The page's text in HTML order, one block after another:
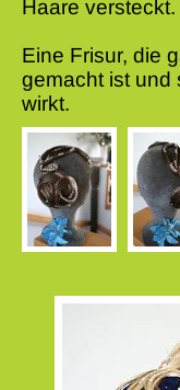
Haare versteckt.
Eine Frisur, die
gemacht ist und
wirkt.